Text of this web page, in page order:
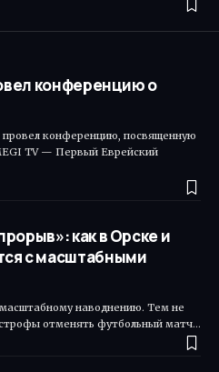
конференцию о
конференцию, посвященную
TV — Первый Еврейский
как в Орске и
с масштабными
наводнению. Тем не
отменять футбольный матч…